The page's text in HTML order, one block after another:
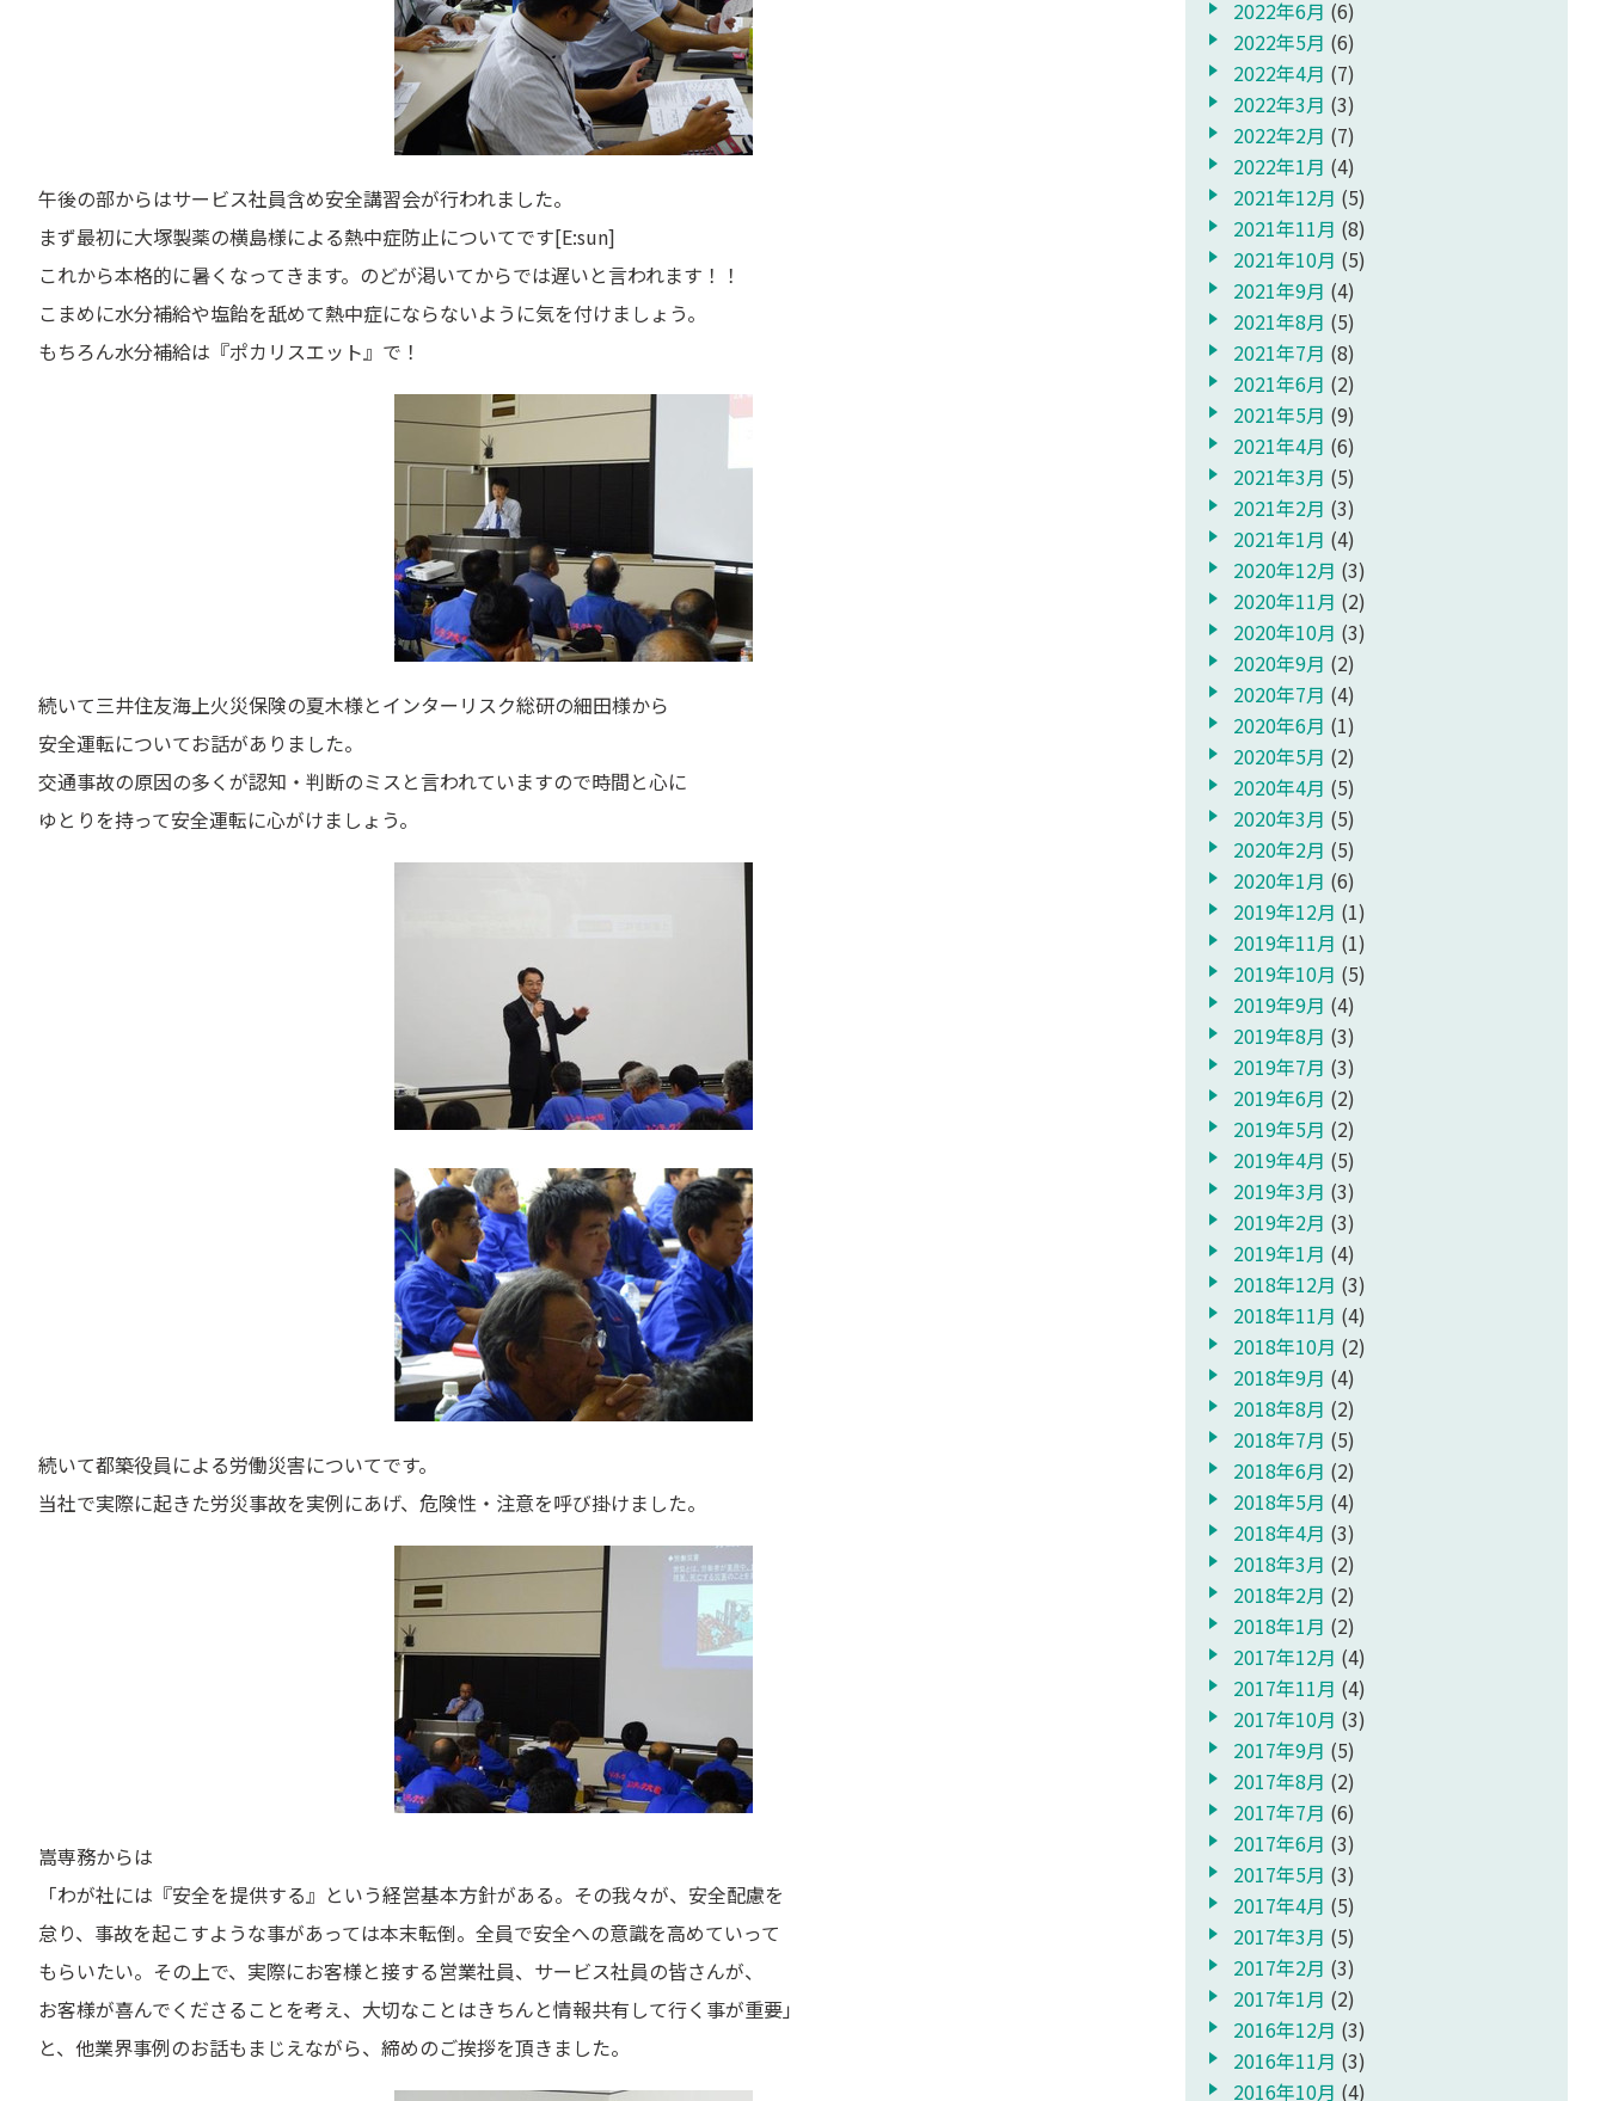
午後の部からはサービス社員含め安全講習会が行われました。
まず最初に大塚製薬の横島様による熱中症防止についてです[E:sun]
これから本格的に暑くなってきます。のどが渇いてからでは遅いと言われます！！
こまめに水分補給や塩飴を舐めて熱中症にならないように気を付けましょう。
もちろん水分補給は『ポカリスエット』で！
続いて三井住友海上火災保険の夏木様とインターリスク総研の細田様から
安全運転についてお話がありました。
交通事故の原因の多くが認知・判断のミスと言われていますので時間と心に
ゆとりを持って安全運転に心がけましょう。
続いて都築役員による労働災害についてです。
当社で実際に起きた労災事故を実例にあげ、危険性・注意を呼び掛けました。
嵩専務からは
「わが社には『安全を提供する』という経営基本方針がある。その我々が、安全配慮を
怠り、事故を起こすような事があっては本末転倒。全員で安全への意識を高めていって
もらいたい。その上で、実際にお客様と接する営業社員、サービス社員の皆さんが、
お客様が喜んでくださることを考え、大切なことはきちんと情報共有して行く事が重要」
と、他業界事例のお話もまじえながら、締めのご挨拶を頂きました。
2022年6月 (6)
2022年5月 (6)
2022年4月 (7)
2022年3月 (3)
2022年2月 (7)
2022年1月 (4)
2021年12月 (5)
2021年11月 (8)
2021年10月 (5)
2021年9月 (4)
2021年8月 (5)
2021年7月 (8)
2021年6月 (2)
2021年5月 (9)
2021年4月 (6)
2021年3月 (5)
2021年2月 (3)
2021年1月 (4)
2020年12月 (3)
2020年11月 (2)
2020年10月 (3)
2020年9月 (2)
2020年7月 (4)
2020年6月 (1)
2020年5月 (2)
2020年4月 (5)
2020年3月 (5)
2020年2月 (5)
2020年1月 (6)
2019年12月 (1)
2019年11月 (1)
2019年10月 (5)
2019年9月 (4)
2019年8月 (3)
2019年7月 (3)
2019年6月 (2)
2019年5月 (2)
2019年4月 (5)
2019年3月 (3)
2019年2月 (3)
2019年1月 (4)
2018年12月 (3)
2018年11月 (4)
2018年10月 (2)
2018年9月 (4)
2018年8月 (2)
2018年7月 (5)
2018年6月 (2)
2018年5月 (4)
2018年4月 (3)
2018年3月 (2)
2018年2月 (2)
2018年1月 (2)
2017年12月 (4)
2017年11月 (4)
2017年10月 (3)
2017年9月 (5)
2017年8月 (2)
2017年7月 (6)
2017年6月 (3)
2017年5月 (3)
2017年4月 (5)
2017年3月 (5)
2017年2月 (3)
2017年1月 (2)
2016年12月 (3)
2016年11月 (3)
2016年10月 (4)